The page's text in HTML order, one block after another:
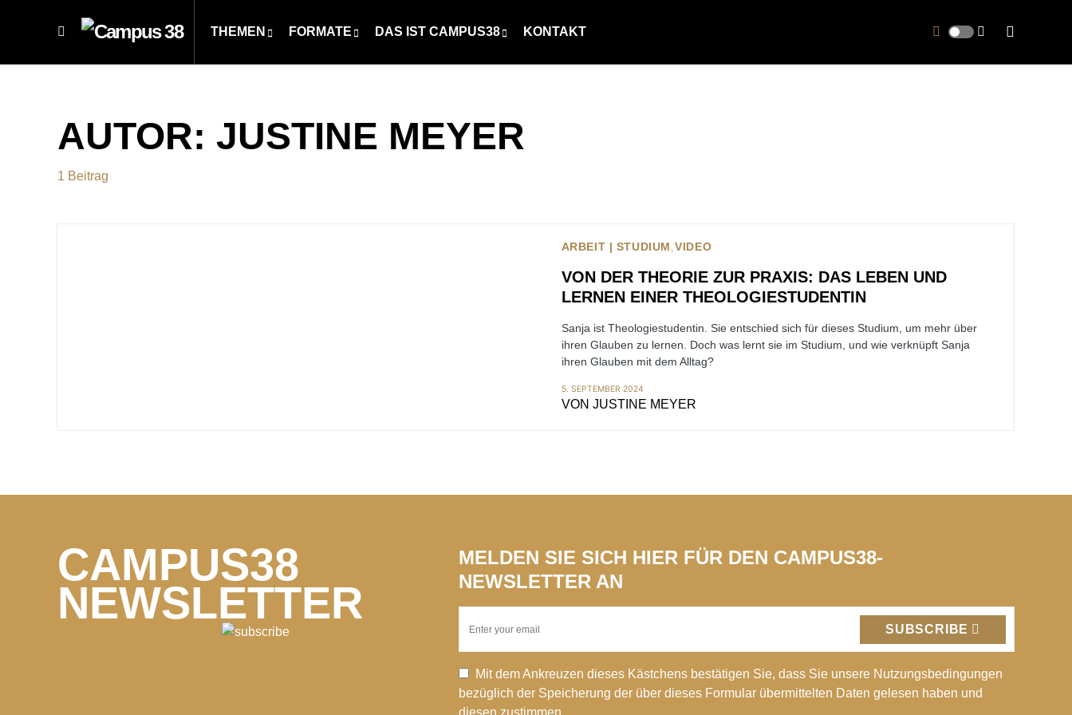
THEMEN FORMATE DAS IST CAMPUS38 KONTAKT
AUTOR: JUSTINE MEYER
1 Beitrag
ARBEIT | STUDIUM VIDEO
VON DER THEORIE ZUR PRAXIS: DAS LEBEN UND
LERNEN EINER THEOLOGIESTUDENTIN
Sanja ist Theologiestudentin. Sie entschied sich für dieses Studium, um mehr über
ihren Glauben zu lernen. Doch was lernt sie im Studium, und wie verknüpft Sanja
ihren Glauben mit dem Alltag?
5. SEPTEMBER 2024
VON JUSTINE MEYER
CAMPUS38
NEWSLETTER
MELDEN SIE SICH HIER FÜR DEN CAMPUS38-
NEWSLETTER AN
SUBSCRIBE
Mit dem Ankreuzen dieses Kästchens bestätigen Sie, dass Sie unsere Nutzungsbedingungen
bezüglich der Speicherung der über dieses Formular übermittelten Daten gelesen haben und
diesen zustimmen.